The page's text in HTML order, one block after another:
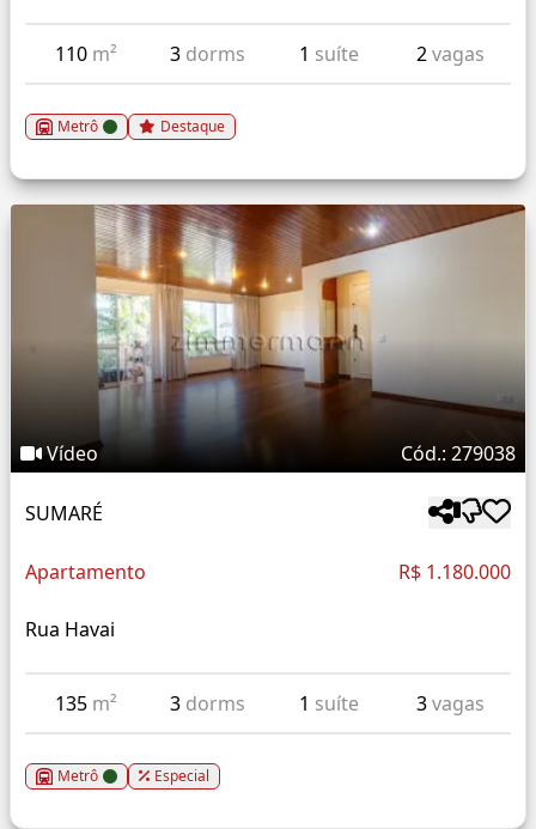
110 m² 3 dorms 1 suíte 2vagas
Metrô Destaque
Vídeo Cód.: 279038
SUMARÉ
Apartamento R$ 1.180.000
Rua Havai
135 m² 3 dorms 1 suíte 3vagas
Metrô Especial